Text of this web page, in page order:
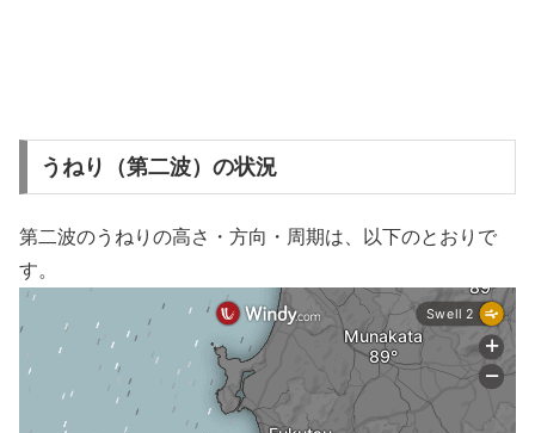
うねり（第二波）の状況
第二波のうねりの高さ・方向・周期は、以下のとおりで
す。